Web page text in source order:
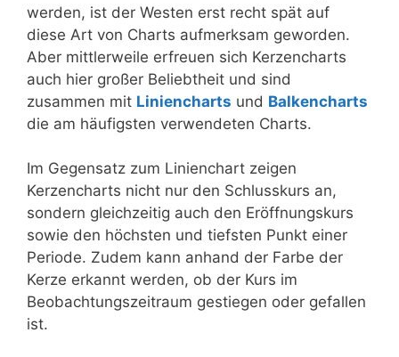
werden, ist der Westen erst recht spät auf
diese Art von Charts aufmerksam geworden.
Aber mittlerweile erfreuen sich Kerzencharts
auch hier großer Beliebtheit und sind
zusammen mit Liniencharts und Balkencharts
die am häufigsten verwendeten Charts.
Im Gegensatz zum Linienchart zeigen
Kerzencharts nicht nur den Schlusskurs an,
sondern gleichzeitig auch den Eröffnungskurs
sowie den höchsten und tiefsten Punkt einer
Periode. Zudem kann anhand der Farbe der
Kerze erkannt werden, ob der Kurs im
Beobachtungszeitraum gestiegen oder gefallen
ist.